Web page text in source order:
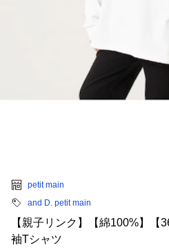
petit main
and D. petit main
【親子リンク】【綿100%】【
袖Tシャツ